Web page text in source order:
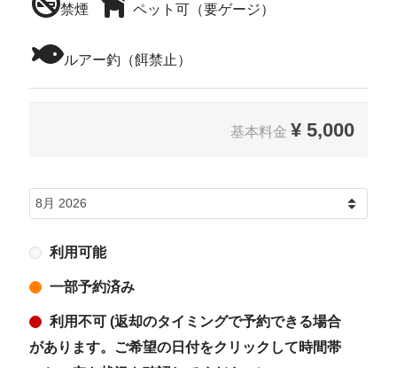
禁煙 ペット可（要ゲージ）
ルアー釣（餌禁止）
基本料金 ¥ 5,000
利用可能
一部予約済み
利用不可 (返却のタイミングで予約できる場合
があります。ご希望の日付をクリックして時間帯